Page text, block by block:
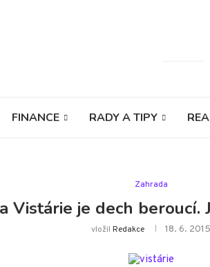
FINANCE RADY A TIPY
Zahrada
Vistárie je dech beroucí.
vložilRedakce 18. 6. 2015